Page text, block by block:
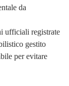
da
ufficiali registrate
gestito
per evitare